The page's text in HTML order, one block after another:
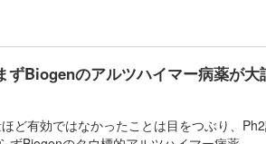
ずBiogenのアルツハイマー病薬が大
ど有効ではなかったことは目をつぶり、